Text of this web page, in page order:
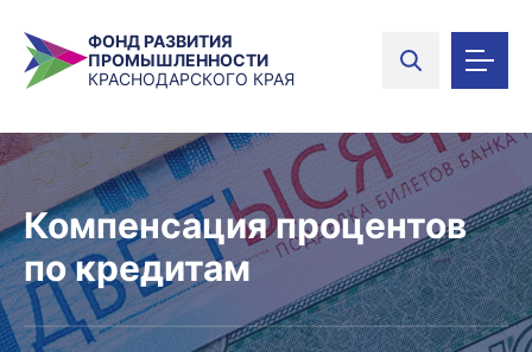
ФОНД РАЗВИТИЯ
ПРОМЫШЛЕННОСТИ
КРАСНОДАРСКОГО КРАЯ
Компенсация процентов
по кредитам